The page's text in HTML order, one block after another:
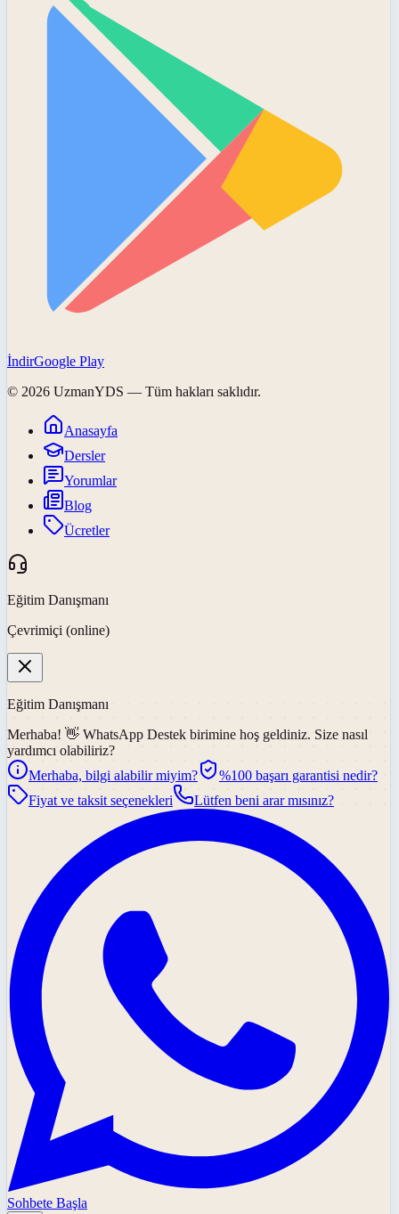
İndirGoogle Play
© 2026 UzmanYDS — Tüm hakları saklıdır.
Anasayfa
Dersler
Yorumlar
Blog
Ücretler
Eğitim Danışmanı
Çevrimiçi (online)
Eğitim Danışmanı
Merhaba! 👋 WhatsApp Destek birimine hoş geldiniz. Size nasıl
yardımcı olabiliriz?
Merhaba, bilgi alabilir miyim?
%100 başarı garantisi nedir?
Fiyat ve taksit seçenekleri
Lütfen beni arar mısınız?
Sohbete Başla